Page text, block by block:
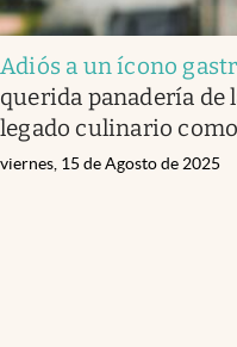
Adiós a un ícono
querida panadería de
legado culinario
viernes, 15 de Agosto de 2025